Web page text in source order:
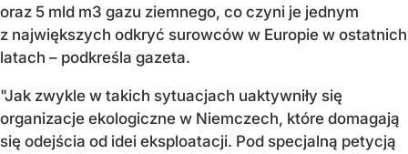
oraz 5 mld m3 gazu ziemnego, co czyni je jednym
z największych odkryć surowców w Europie w ostatnich
latach – podkreśla gazeta.
"Jak zwykle w takich sytuacjach uaktywniły się
organizacje ekologiczne w Niemczech, które domagają
się odejścia od idei eksploatacji. Pod specjalną petycją